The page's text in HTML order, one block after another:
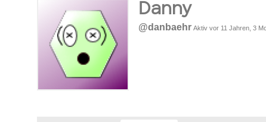
Danny
@danbaehr Aktiv vor 11 Jahren, 3